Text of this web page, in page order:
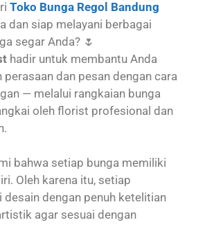
Toko Bunga Regol Bandung
dan siap melayani berbagai
segar Anda? 🌷
hadir untuk membantu Anda
perasaan dan pesan dengan cara
— melalui rangkaian bunga
oleh florist profesional dan
bahwa setiap bunga memiliki
Oleh karena itu, setiap
desain dengan penuh ketelitian
agar sesuai dengan